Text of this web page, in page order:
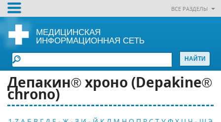
ВСЕ РАЗДЕЛЫ
МЕДИЦИНСКАЯ
ИНФОРМАЦИОННАЯ СЕТЬ
Депакин® хроно (Depakine®
chrono)